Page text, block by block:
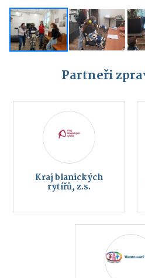
Partneři
Kraj blanických
rytířů, z.s.